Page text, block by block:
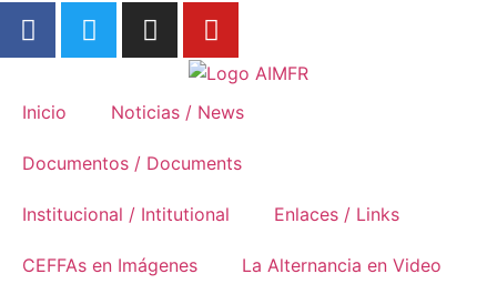
Inicio Noticias / News
Documentos / Documents
Institucional / Intitutional Enlaces / Links
CEFFAs en Imágenes La Alternancia en Video